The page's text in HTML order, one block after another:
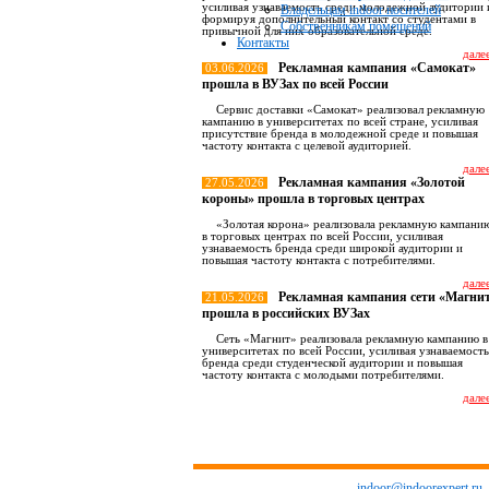
Владельцам indoor носителей
Собственникам помещений
Контакты
усиливая узнаваемость среди молодежной аудитории
формируя дополнительный контакт со студентами в
привычной для них образовательной среде.
03.06.2026
Рекламная кампания «Самокат»
прошла в ВУЗах по всей России
Сервис доставки «Самокат» реализовал рекламную
кампанию в университетах по всей стране, усиливая
присутствие бренда в молодежной среде и повышая
частоту контакта с целевой аудиторией.
27.05.2026
Рекламная кампания «Золотой
короны» прошла в торговых центрах
«Золотая корона» реализовала рекламную
в торговых центрах по всей России, усиливая
узнаваемость бренда среди широкой аудитории и
повышая частоту контакта с потребителями.
21.05.2026
Рекламная кампания сети
прошла в российских ВУЗах
Сеть «Магнит» реализовала рекламную кампанию в
университетах по всей России, усиливая узнаваемость
бренда среди студенческой аудитории и повышая
частоту контакта с молодыми потребителями.